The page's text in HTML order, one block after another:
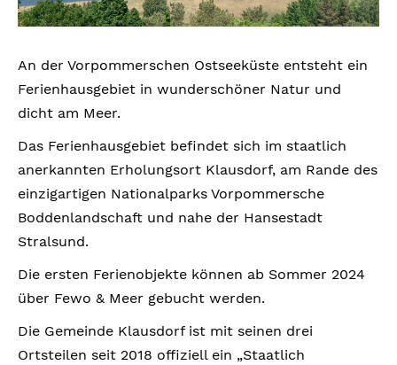
An der Vorpommerschen Ostseeküste entsteht ein
Ferienhausgebiet in wunderschöner Natur und
dicht am Meer.
Das Ferienhausgebiet befindet sich im staatlich
anerkannten Erholungsort Klausdorf, am Rande des
einzigartigen Nationalparks Vorpommersche
Boddenlandschaft und nahe der Hansestadt
Stralsund.
Die ersten Ferienobjekte können ab Sommer 2024
über Fewo & Meer gebucht werden.
Die Gemeinde Klausdorf ist mit seinen drei
Ortsteilen seit 2018 offiziell ein „Staatlich